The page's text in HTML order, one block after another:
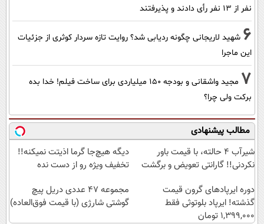
نفر از 13 نفر رأی دادند و پذیرفتند
6 شهید لاریجانی چگونه ردیابی شد؟ روایت تازه سردار کوثری از جزئیات
این ماجرا
7
مجید واشقانی و بودجه 150 میلیاردی برای ساخت فیلم! خدا بده
برکت ولی چرا؟
مطالب پیشنهادی
شیر‌آب ۴ حالته، با قیمت باور
نکردنی!! گارانتی تعویض و برگشت
دیگه هیچ‌جا گرما اذیتت نمیکنه!!
تخفیف ویژه رو از دست نده
دوره ایرپاد‌های گرون قیمت
گذشته! ایرپاد بلوتوثی فقط
1,399,000 تومان
مجموعه 47 عددی دریل پیچ
گوشتی شارژی‌ (با قیمت فوق‌العاده)